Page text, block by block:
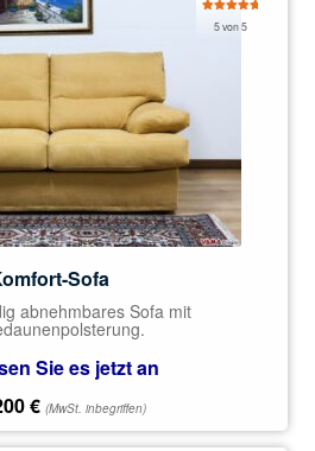
5 von 5
Sofa
abnehmbares Sofa mit
Sie es jetzt an
€ (MwSt. inbegriffen)